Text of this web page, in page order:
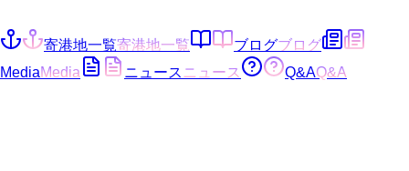
寄港地一覧寄港地一覧 ブログブログ
MediaMedia ニュース ニュース Q&AQ&A